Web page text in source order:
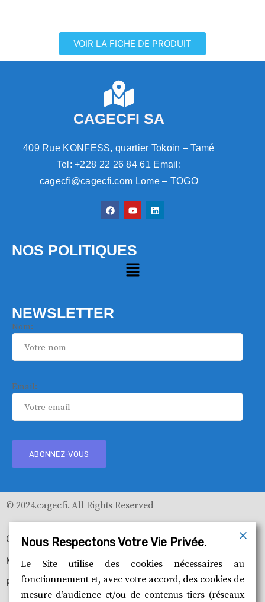
VOIR LA FICHE DE PRODUIT
CAGECFI SA
409 Rue KONFESS, quartier Tokoin – Tamé
Tel: +228 22 26 84 61 Email:
cagecfi@cagecfi.com Lome – TOGO
NOS POLITIQUES
NEWSLETTER
Nom:
Email:
© 2024.cagecfi. All Rights Reserved
CGU
Mentions légales
Politique de gestion de cookie
Nous Respectons Votre Vie Privée.
Le Site utilise des cookies nécessaires au
fonctionnement et, avec votre accord, des cookies de
mesure d’audience et/ou de contenus tiers (réseaux